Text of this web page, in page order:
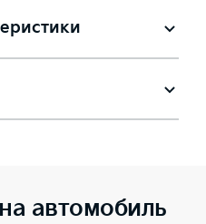
автомобиль